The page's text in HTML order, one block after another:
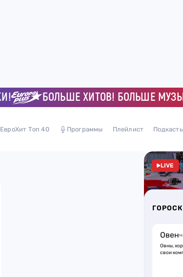
БОЛЬШЕ ХИТОВ! БОЛЬШЕ МУЗЫКИ!
ЕвроХит Топ 40 Программы Плейлист
LIVE
Овен
Овны,
свои